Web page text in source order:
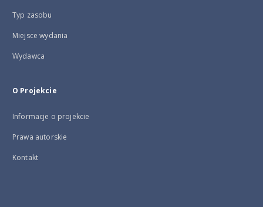
Typ zasobu
Miejsce wydania
Wydawca
O Projekcie
Informacje o projekcie
Prawa autorskie
Kontakt